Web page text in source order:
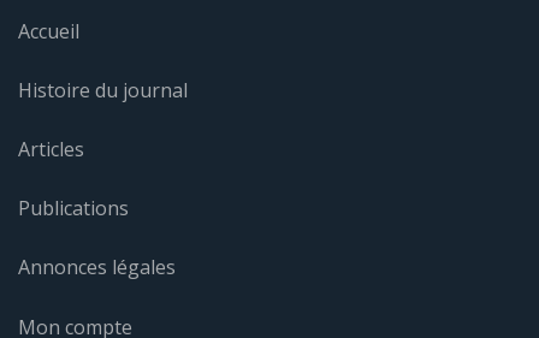
Accueil
Histoire du journal
Articles
Publications
Annonces légales
Mon compte